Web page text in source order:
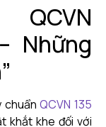
Những
chuẩnQCVN 135
khắt khe đối với